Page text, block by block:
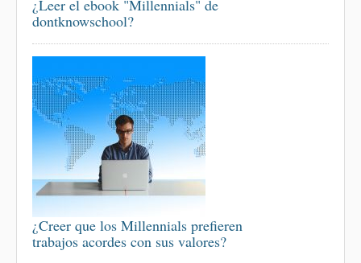
¿Leer el ebook "Millennials" de
dontknowschool?
¿Creer que los Millennials prefieren
trabajos acordes con sus valores?